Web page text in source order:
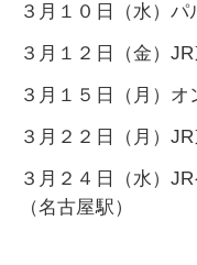
３月１０日（水）
３月１２日（金）
３月１５日（月）オ
３月２２日（月）
３月２４日（水）
（名古屋駅）